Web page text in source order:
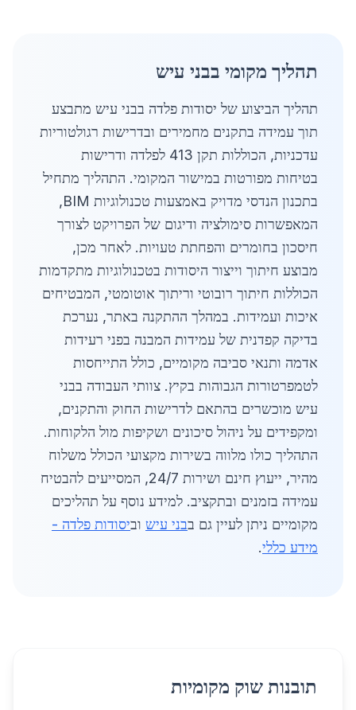
תהליך מקומי בבני עיש
תהליך הביצוע של יסודות פלדה בבני עיש מתבצע
תוך עמידה בתקנים מחמירים ובדרישות רגולטוריות
עדכניות, הכוללות תקן 413 לפלדה ודרישות
בטיחות מפורטות במישור המקומי. התהליך מתחיל
בתכנון הנדסי מדויק באמצעות טכנולוגיות BIM,
המאפשרות סימולציה ודיגום של הפרויקט לצורך
חיסכון בחומרים והפחתת טעויות. לאחר מכן,
מבוצע חיתוך וייצור היסודות בטכנולוגיות מתקדמות
הכוללות חיתוך רובוטי וריתוך אוטומטי, המבטיחים
איכות ועמידות. במהלך ההתקנה באתר, נערכת
בדיקה קפדנית של עמידות המבנה בפני רעידות
אדמה ותנאי סביבה מקומיים, כולל התייחסות
לטמפרטורות הגבוהות בקיץ. צוותי העבודה בבני
עיש מוכשרים בהתאם לדרישות החוק והתקנים,
ומקפידים על ניהול סיכונים ושקיפות מול הלקוחות.
התהליך כולו מלווה בשירות מקצועי הכולל משלוח
מהיר, ייעוץ חינם ושירות 24/7, המסייעים להבטיח
עמידה בזמנים ובתקציב. למידע נוסף על תהליכים
מקומיים ניתן לעיין גם בבני עיש וביסודות פלדה -
מידע כללי.
תובנות שוק מקומיות